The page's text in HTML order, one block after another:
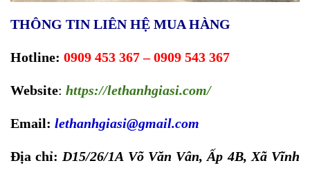
THÔNG TIN LIÊN HỆ MUA HÀNG
Hotline: 0909 453 367 – 0909 543 367
Website: https://lethanhgiasi.com/
Email: lethanhgiasi@gmail.com
Địa chỉ: D15/26/1A Võ Văn Vân, Ấp 4B, Xã Vĩnh